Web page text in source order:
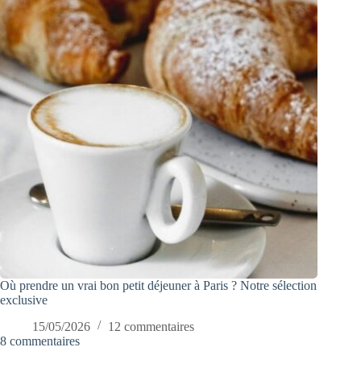
Où prendre un vrai bon petit déjeuner à Paris ? Notre sélection
exclusive
15/05/2026
12 commentaires
8 commentaires